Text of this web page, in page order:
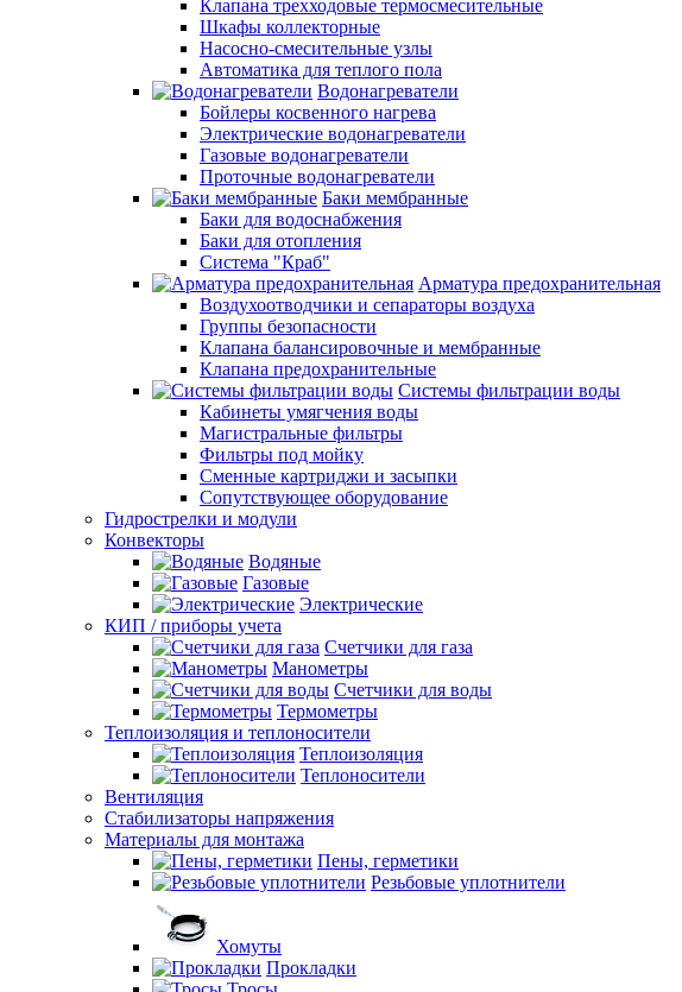
Клапана трехходовые термосмесительные
Шкафы коллекторные
Насосно-смесительные узлы
Автоматика для теплого пола
Водонагреватели
Бойлеры косвенного нагрева
Электрические водонагреватели
Газовые водонагреватели
Проточные водонагреватели
Баки мембранные
Баки для водоснабжения
Баки для отопления
Система "Краб"
Арматура предохранительная
Воздухоотводчики и сепараторы воздуха
Группы безопасности
Клапана балансировочные и мембранные
Клапана предохранительные
Системы фильтрации воды
Кабинеты умягчения воды
Магистральные фильтры
Фильтры под мойку
Сменные картриджи и засыпки
Сопутствующее оборудование
Гидрострелки и модули
Конвекторы
Водяные
Газовые
Электрические
КИП / приборы учета
Счетчики для газа
Манометры
Счетчики для воды
Термометры
Теплоизоляция и теплоносители
Теплоизоляция
Теплоносители
Вентиляция
Стабилизаторы напряжения
Материалы для монтажа
Пены, герметики
Резьбовые уплотнители
Хомуты
Прокладки